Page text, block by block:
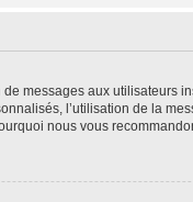
messages aux utilisateurs
l’utilisation de la
nous vous